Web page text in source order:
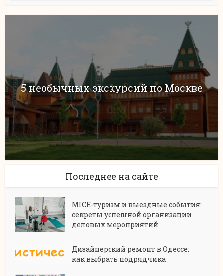
5 необычных экскурсий по Москве
Последнее на сайте
MICE-туризм и выездные события:
секреты успешной организации
деловых мероприятий
Дизайнерский ремонт в Одессе:
как выбрать подрядчика